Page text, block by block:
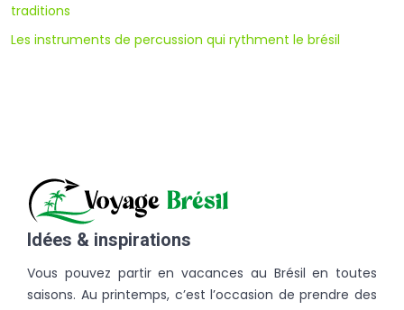
traditions
Les instruments de percussion qui rythment le brésil
Idées & inspirations
Vous pouvez partir en vacances au Brésil en toutes
saisons. Au printemps, c’est l’occasion de prendre des